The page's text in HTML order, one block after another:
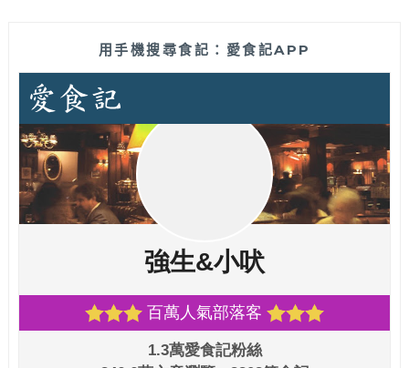
用手機搜尋食記：愛食記APP